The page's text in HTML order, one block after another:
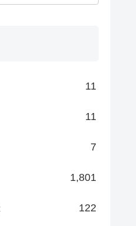
11
11
7
1,801
122